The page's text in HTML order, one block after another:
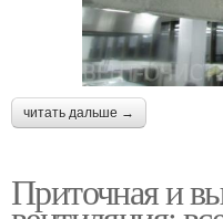
читать дальше →
Приточная и